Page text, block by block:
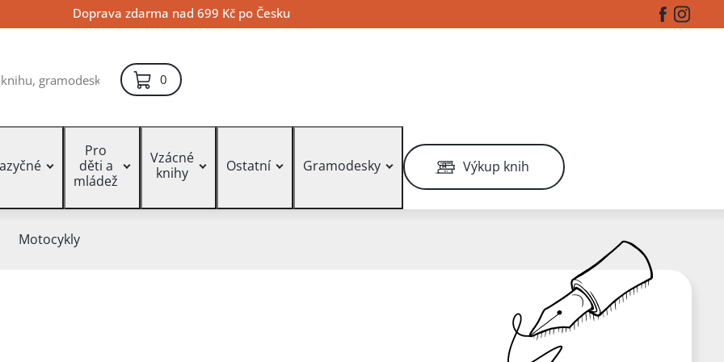
Doprava zdarma nad 699 Kč po Česku Facebook
0položek – košík
Pro
děti a
mládež
Vzácné
knihy
Ostatní Gramodesky Výkup knih
Motocykly